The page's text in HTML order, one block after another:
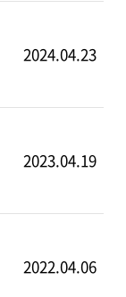
2024.04.23
2023.04.19
2022.04.06